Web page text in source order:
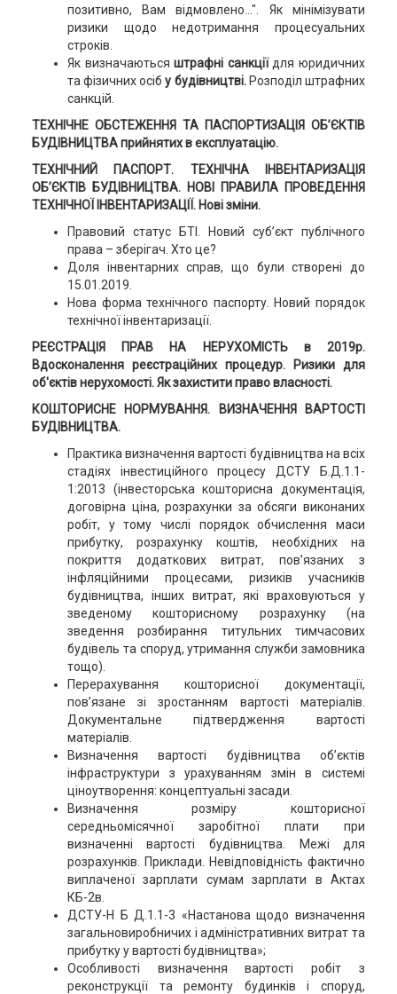
позитивно, Вам відмовлено...". Як мінімізувати
ризики щодо недотримання процесуальних
строків.
Як визначаються штрафні санкції для юридичних
та фізичних осібу будівництві.Розподіл штрафних
санкцій.
ТЕХНІЧНЕ ОБСТЕЖЕННЯ ТА ПАСПОРТИЗАЦІЯ ОБ’ЄКТІВ
БУДІВНИЦТВА прийнятих в експлуатацію.
ТЕХНІЧНИЙ ПАСПОРТ. ТЕХНІЧНА ІНВЕНТАРИЗАЦІЯ
ОБ’ЄКТІВ БУДІВНИЦТВА. НОВІ ПРАВИЛА ПРОВЕДЕННЯ
ТЕХНІЧНОЇ ІНВЕНТАРИЗАЦІЇ. Нові зміни.
Правовий статус БТІ. Новий суб’єкт публічного
права – зберігач. Хто це?
Доля інвентарних справ, що були створені до
15.01.2019.
Нова форма технічного паспорту. Новий порядок
технічної інвентаризації.
РЕЄСТРАЦІЯ ПРАВ НА НЕРУХОМІСТЬ в 2019р.
Вдосконалення реєстраційних процедур. Ризики для
об'єктів нерухомості. Як захистити право власності.
КОШТОРИСНЕ НОРМУВАННЯ. ВИЗНАЧЕННЯ ВАРТОСТІ
БУДІВНИЦТВА.
Практика визначення вартості будівництва на всіх
стадіях інвестиційного процесу ДСТУ Б.Д.1.1-
1:2013 (інвесторська кошторисна документація,
договірна ціна, розрахунки за обсяги виконаних
робіт, у тому числі порядок обчислення маси
прибутку, розрахунку коштів, необхідних на
покриття додаткових витрат, пов’язаних з
інфляційними процесами, ризиків учасників
будівництва, інших витрат, які враховуються у
зведеному кошторисному розрахунку (на
зведення розбирання титульних тимчасових
будівель та споруд, утримання служби замовника
тощо).
Перерахування кошторисної документації,
пов’язане зі зростанням вартості матеріалів.
Документальне підтвердження вартості
матеріалів.
Визначення вартості будівництва об’єктів
інфраструктури з урахуванням змін в системі
ціноутворення: концептуальні засади.
Визначення розміру кошторисної
середньомісячної заробітної плати при
визначенні вартості будівництва. Межі для
розрахунків. Приклади. Невідповідність фактично
виплаченої зарплати сумам зарплати в Актах
КБ-2в.
ДСТУ-Н Б Д.1.1-3 «Настанова щодо визначення
загальновиробничих і адміністративних витрат та
прибутку у вартості будівництва»;
Особливості визначення вартості робіт з
реконструкції та ремонту будинків і споруд,